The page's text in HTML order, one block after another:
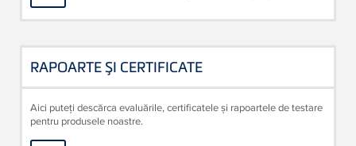
RAPOARTE ŞI CERTIFICATE
Aici puteți descărca evaluările, certificatele și rapoartele de testare
pentru produsele noastre.